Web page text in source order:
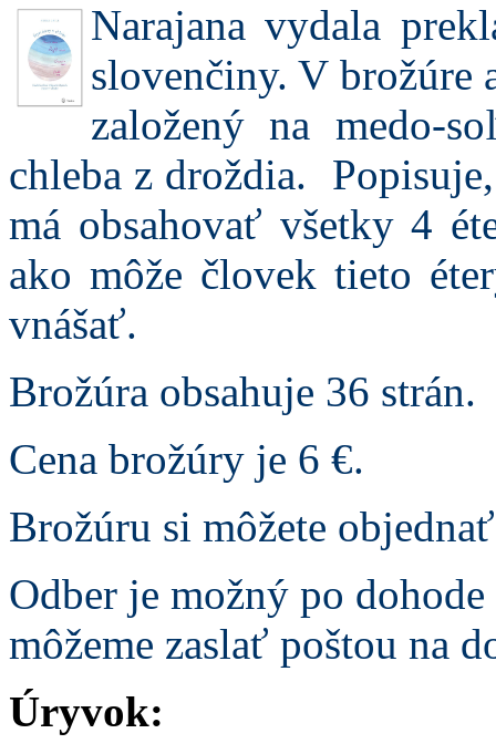
Narajana vydala
slovenčiny. V
založený na medo-
chleba z droždia.
má obsahovať všetky 4
ako môže človek tieto
vnášať.
Brožúra obsahuje 36 strán.
Cena brožúry je 6 €.
Brožúru si môžete
Odber je možný po
môžeme zaslať poštou na
Úryvok: